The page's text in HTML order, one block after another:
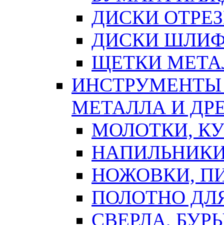
ДИСКИ
ДИСКИ
ЩЕТКИ
ИНСТРУМЕНТЫ
МЕТАЛЛА И
МОЛОТКИ,
НОЖОВКИ,
ПОЛОТНО
СВЕРЛА,